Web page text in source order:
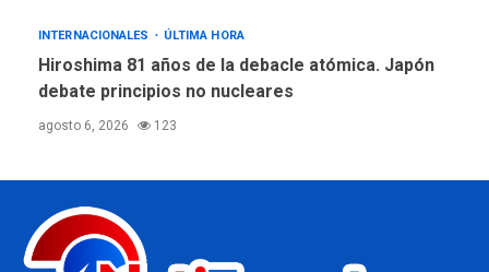
INTERNACIONALES ÚLTIMA HORA
Hiroshima 81 años de la debacle atómica. Japón
debate principios no nucleares
agosto 6, 2026 123